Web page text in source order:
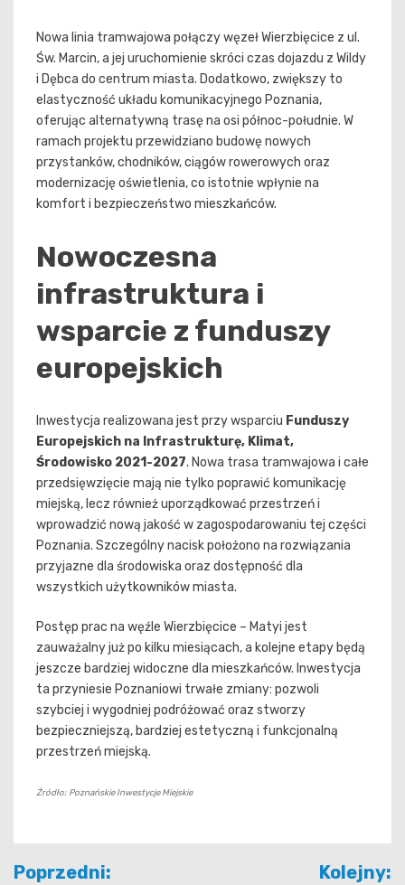
Nowa linia tramwajowa połączy węzeł Wierzbięcice z ul.
Św. Marcin, a jej uruchomienie skróci czas dojazdu z Wildy
i Dębca do centrum miasta. Dodatkowo, zwiększy to
elastyczność układu komunikacyjnego Poznania,
oferując alternatywną trasę na osi północ-południe. W
ramach projektu przewidziano budowę nowych
przystanków, chodników, ciągów rowerowych oraz
modernizację oświetlenia, co istotnie wpłynie na
komfort i bezpieczeństwo mieszkańców.
Nowoczesna
infrastruktura i
wsparcie z funduszy
europejskich
Inwestycja realizowana jest przy wsparciu Funduszy
Europejskich na Infrastrukturę, Klimat,
Środowisko 2021-2027. Nowa trasa tramwajowa i całe
przedsięwzięcie mają nie tylko poprawić komunikację
miejską, lecz również uporządkować przestrzeń i
wprowadzić nową jakość w zagospodarowaniu tej części
Poznania. Szczególny nacisk położono na rozwiązania
przyjazne dla środowiska oraz dostępność dla
wszystkich użytkowników miasta.
Postęp prac na węźle Wierzbięcice – Matyi jest
zauważalny już po kilku miesiącach, a kolejne etapy będą
jeszcze bardziej widoczne dla mieszkańców. Inwestycja
ta przyniesie Poznaniowi trwałe zmiany: pozwoli
szybciej i wygodniej podróżować oraz stworzy
bezpieczniejszą, bardziej estetyczną i funkcjonalną
przestrzeń miejską.
Źródło: Poznańskie Inwestycje Miejskie
Nawigacja
Poprzedni: Kolejny: